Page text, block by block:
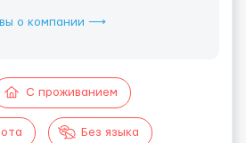
о компании ⟶
С проживанием
Без языка